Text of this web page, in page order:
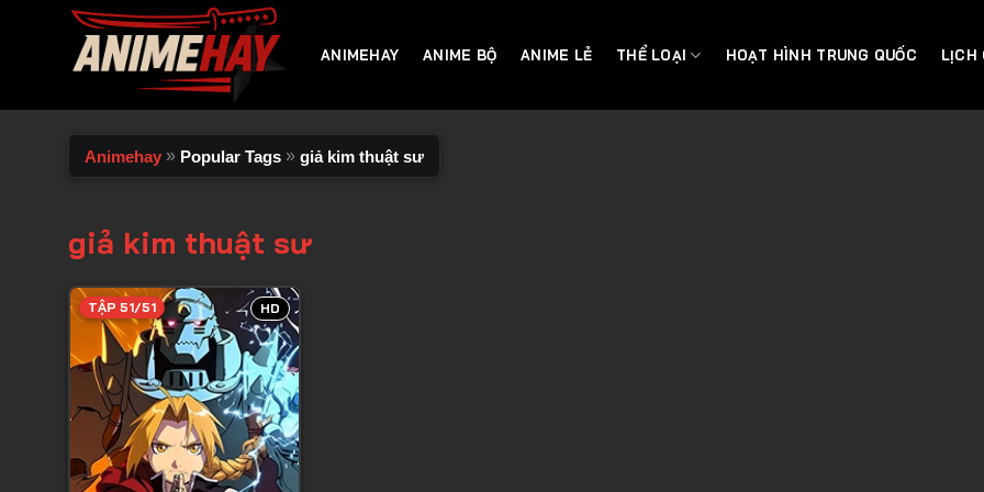
ANIMEHAY ANIME BỘ ANIME LẺ THỂ LOẠI HOẠT HÌNH TRUNG QUỐC LỊCH
Animehay » Popular Tags » giả kim thuật sư
giả kim thuật sư
HD
TẬP 51/51